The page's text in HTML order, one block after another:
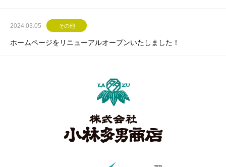
2024.03.05 その他
ホームページをリニューアルオープンいたしました！